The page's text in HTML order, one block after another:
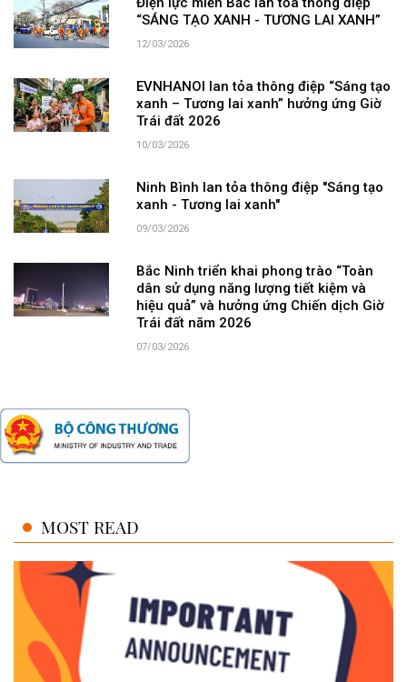
Điện lực miền Bắc lan tỏa thông điệp
“SÁNG TẠO XANH - TƯƠNG LAI XANH”
12/03/2026
EVNHANOI lan tỏa thông điệp “Sáng tạo
xanh – Tương lai xanh” hưởng ứng Giờ
Trái đất 2026
10/03/2026
Ninh Bình lan tỏa thông điệp "Sáng tạo
xanh - Tương lai xanh"
09/03/2026
Bắc Ninh triển khai phong trào “Toàn
dân sử dụng năng lượng tiết kiệm và
hiệu quả” và hưởng ứng Chiến dịch Giờ
Trái đất năm 2026
07/03/2026
MOST READ